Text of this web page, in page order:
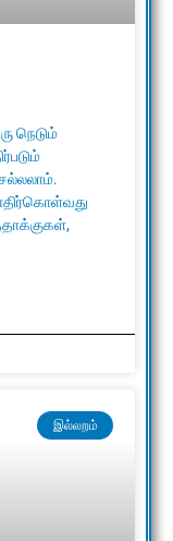
நெடும்
இல்லறம்